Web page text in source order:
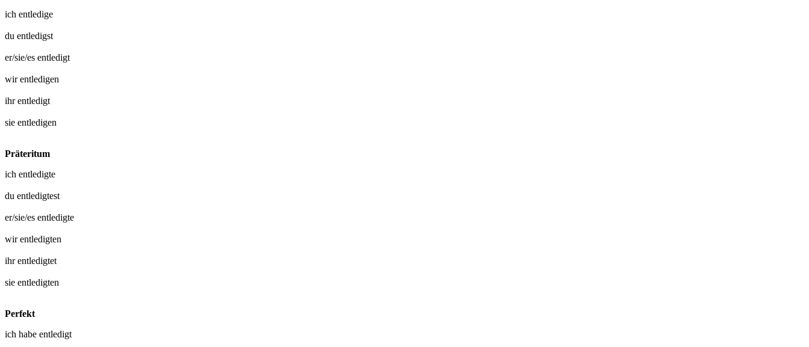
ich entledige
du entledigst
er/sie/es entledigt
wirentledigen
ihrentledigt
sie entledigen
Präteritum
ich entledigte
du entledigtest
er/sie/es entledigte
wirentledigten
ihrentledigtet
sie entledigten
Perfekt
ich habe entledigt